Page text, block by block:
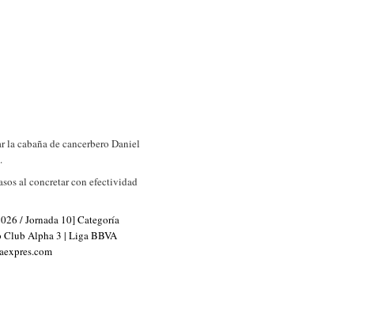
la cabaña de cancerbero Daniel
al concretar con efectividad